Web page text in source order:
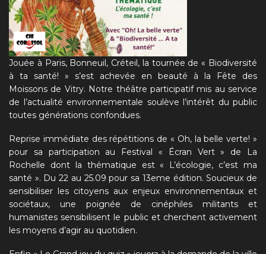
Jouée à Paris, Bonneuil, Créteil, la tournée de « Biodiversité
à ta santé! » s’est achevée en beauté à la Fête des
Moissons de Vitry. Notre théâtre participatif mis au service
de l’actualité environnementale soulève l’intérêt du public
toutes générations confondues.
Reprise immédiate des répétitions de « Oh, la belle verte! »
pour sa participation au Festival « Écran Vert » de La
Rochelle dont la thématique est « L’écologie, c’est ma
santé ». Du 22 au 25.09 pour sa 13eme édition. Soucieux de
sensibiliser les citoyens aux enjeux environnementaux et
sociétaux, une poignée de cinéphiles militants et
humanistes sensibilisent le public et cherchent activement
les moyens d’agir au quotidien.